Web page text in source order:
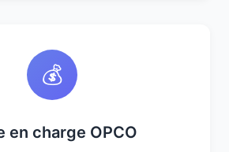
💰
en charge OPCO